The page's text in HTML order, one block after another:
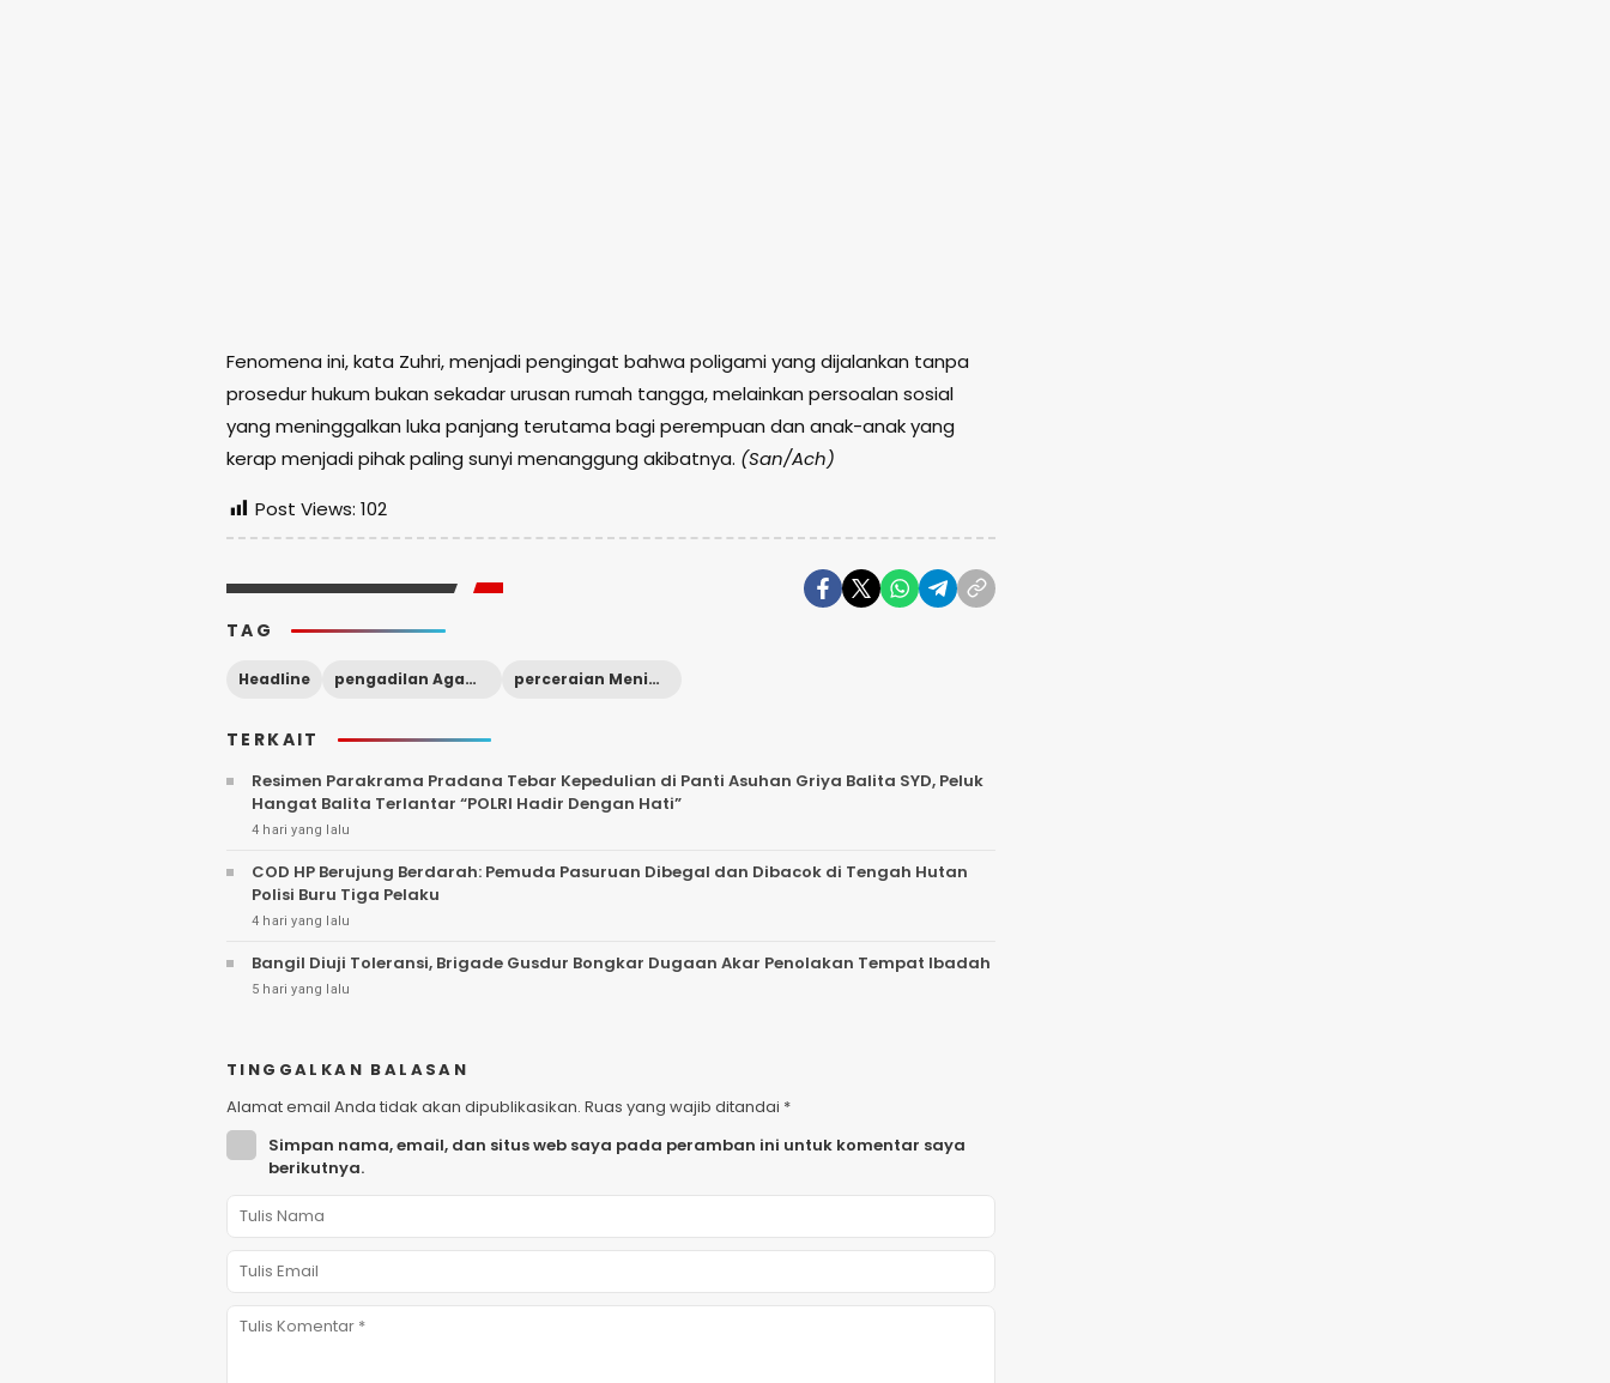
Fenomena ini, kata Zuhri, menjadi pengingat bahwa poligami yang dijalankan tanpa
prosedur hukum bukan sekadar urusan rumah tangga, melainkan persoalan sosial
yang meninggalkan luka panjang terutama bagi perempuan dan anak-anak yang
kerap menjadi pihak paling sunyi menanggung akibatnya. (San/Ach)
Post Views: 102
TAG
Headline pengadilan Agama Kota Pasuruan perceraian Meningkat
TERKAIT
Resimen Parakrama Pradana Tebar Kepedulian di Panti Asuhan Griya Balita SYD, Peluk
Hangat Balita Terlantar “POLRI Hadir Dengan Hati”
4 hari yang lalu
COD HP Berujung Berdarah: Pemuda Pasuruan Dibegal dan Dibacok di Tengah Hutan
Polisi Buru Tiga Pelaku
4 hari yang lalu
Bangil Diuji Toleransi, Brigade Gusdur Bongkar Dugaan Akar Penolakan Tempat Ibadah
5 hari yang lalu
TINGGALKAN BALASAN
Alamat email Anda tidak akan dipublikasikan. Ruas yang wajib ditandai *
Simpan nama, email, dan situs web saya pada peramban ini untuk komentar saya
berikutnya.